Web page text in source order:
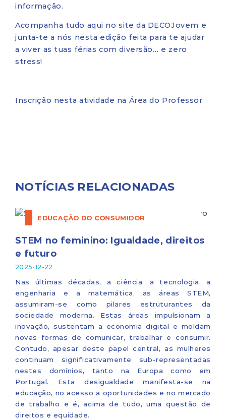
informação.
Acompanha tudo aqui no site da DECOJovem e
junta‑te a nós nesta edição feita para te ajudar
a viver as tuas férias com diversão… e zero
stress!
Inscrição nesta atividade na Área do Professor.
NOTÍCIAS RELACIONADAS
EDUCAÇÃO DO CONSUMIDOR
STEM no feminino: Igualdade, direitos
e futuro
2025-12-22
Nas últimas décadas, a ciência, a tecnologia, a
engenharia e a matemática, as áreas STEM,
assumiram-se como pilares estruturantes da
sociedade moderna. Estas áreas impulsionam a
inovação, sustentam a economia digital e moldam
novas formas de comunicar, trabalhar e consumir.
Contudo, apesar deste papel central, as mulheres
continuam significativamente sub-representadas
nestes domínios, tanto na Europa como em
Portugal. Esta desigualdade manifesta-se na
educação, no acesso a oportunidades e no mercado
de trabalho e é, acima de tudo, uma questão de
direitos e equidade.